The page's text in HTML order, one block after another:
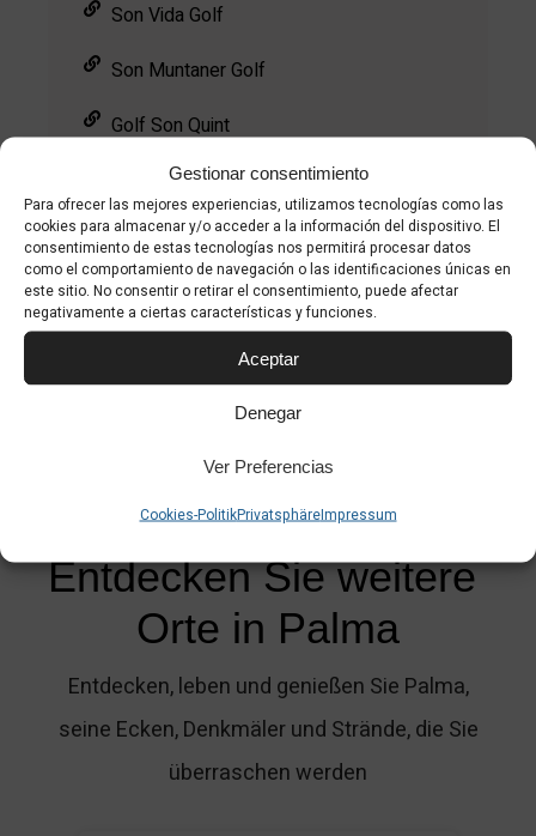
Gestionar consentimiento
Para ofrecer las mejores experiencias, utilizamos tecnologías como las
cookies para almacenar y/o acceder a la información del dispositivo. El
consentimiento de estas tecnologías nos permitirá procesar datos
como el comportamiento de navegación o las identificaciones únicas en
este sitio. No consentir o retirar el consentimiento, puede afectar
negativamente a ciertas características y funciones.
Aceptar
Denegar
Ver Preferencias
Cookies-PolitikPrivatsphäreImpressum
Son Vida Golf
Son Muntaner Golf
Golf Son Quint
Golf Park Mallorca Puntiró
Golf Son Gual
Entdecken Sie weitere
Orte in Palma
Entdecken, leben und genießen Sie Palma,
seine Ecken, Denkmäler und Strände, die Sie
überraschen werden